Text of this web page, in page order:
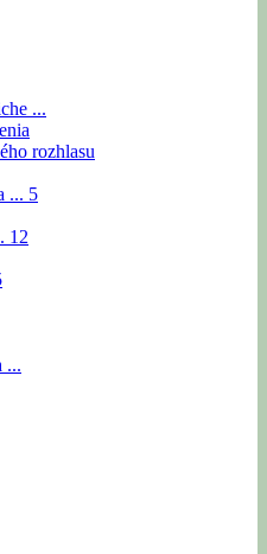
...
rozhlasu
... 5
12
...